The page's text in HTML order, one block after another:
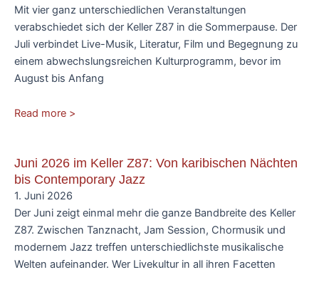
Mit vier ganz unterschiedlichen Veranstaltungen
verabschiedet sich der Keller Z87 in die Sommerpause. Der
Juli verbindet Live-Musik, Literatur, Film und Begegnung zu
einem abwechslungsreichen Kulturprogramm, bevor im
August bis Anfang
Read more >
Juni 2026 im Keller Z87: Von karibischen Nächten
bis Contemporary Jazz
1. Juni 2026
Der Juni zeigt einmal mehr die ganze Bandbreite des Keller
Z87. Zwischen Tanznacht, Jam Session, Chormusik und
modernem Jazz treffen unterschiedlichste musikalische
Welten aufeinander. Wer Livekultur in all ihren Facetten